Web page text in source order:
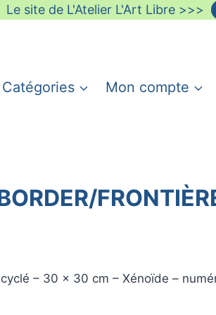
Le site de L'Atelier L'Art Libre >>>
Catégories Mon compte
– 30 x 30 cm – Xénoïde –